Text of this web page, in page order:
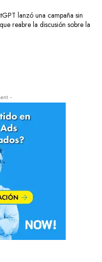
lanzó una campaña sin
reabre la discusión sobre la
-